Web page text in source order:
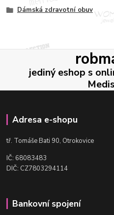
Dámská zdravotní obuv
jediný eshop s
Adresa e-shopu
tř. Tomáše Bati 90, Otrokovice
IČ: 68083483
DIČ: CZ7803294114
Bankovní spojení